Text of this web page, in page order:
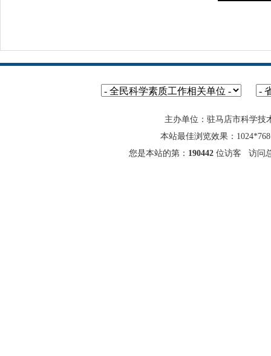
主办单位：驻马店市科
本站最佳浏览效果：
您是本站的第： 190442 位访客 访问